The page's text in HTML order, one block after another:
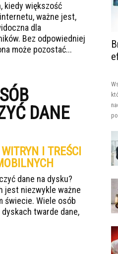
kiedy większość
ważne jest,
dla
Bez odpowiedniej
może pozostać...
DANE
I TREŚCI
dane na dysku?
jest niezwykle ważne
świecie. Wiele osób
twarde dane,